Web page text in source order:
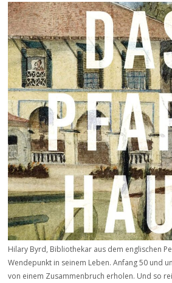
Hilary Byrd, Bibliothekar aus dem englischen
Wendepunkt in seinem Leben. Anfang 50 und
von einem Zusammenbruch erholen. Und so